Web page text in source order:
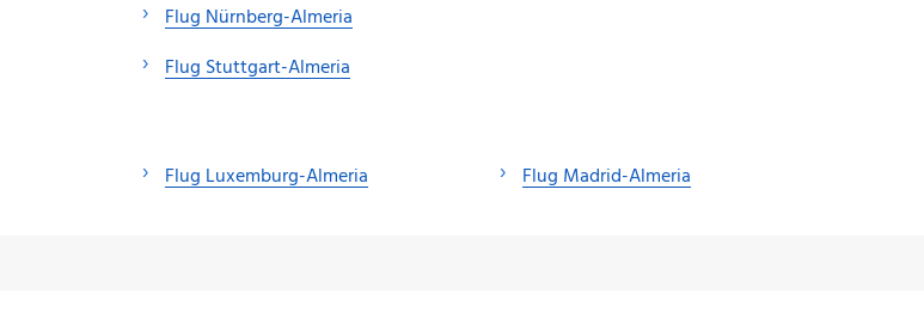
Flug Nürnberg-Almeria
Flug Stuttgart-Almeria
Flug Luxemburg-Almeria Flug Madrid-Almeria